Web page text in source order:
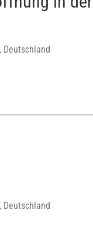
Deutschland
Deutschland